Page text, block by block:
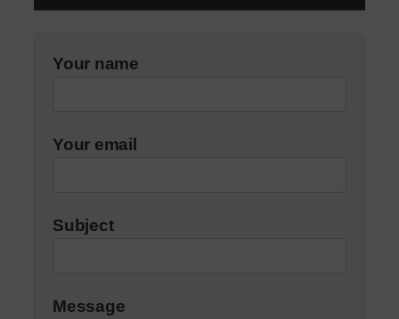
Your name
Your email
Subject
Message